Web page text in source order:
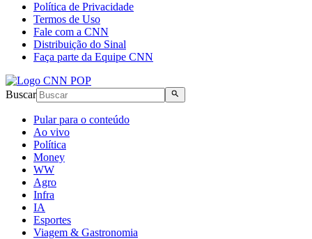
Política de Privacidade
Termos de Uso
Fale com a CNN
Distribuição do Sinal
Faça parte da Equipe CNN
Buscar
Pular para o conteúdo
Ao vivo
Política
Money
WW
Agro
Infra
IA
Esportes
Viagem & Gastronomia